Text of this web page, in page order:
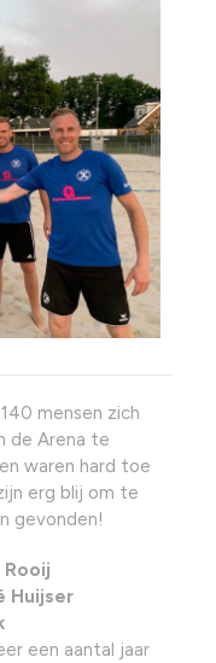
mensen zich
de Arena te
waren hard toe
erg blij om te
gevonden!
Huijser
een aantal jaar